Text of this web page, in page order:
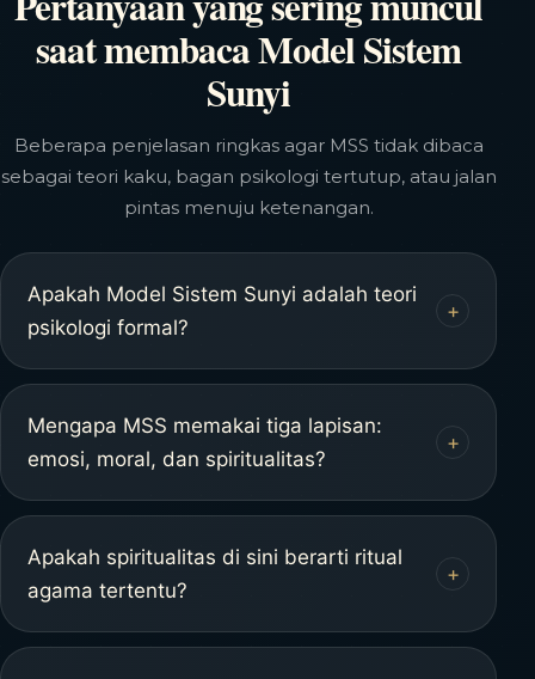
saat membaca Model Sistem
Sunyi
Beberapa penjelasan ringkas agar MSS tidak dibaca
sebagai teori kaku, bagan psikologi tertutup, atau jalan
pintas menuju ketenangan.
Apakah Model Sistem Sunyi adalah teori
psikologi formal?
+
MSS bukan teori psikologi formal dalam
pengertian akademik yang tertutup. Ia
adalah model pembacaan batin dalam
rasa, nilai, dan spiritualitas saling menata
pengalaman manusia.
Mengapa MSS memakai tiga lapisan:
emosi, moral, dan spiritualitas?
+
Karena ketiganya sering bekerja bersama
dalam pengalaman batin. Emosi memberi
getar awal, moral menimbang arah, dan
hidup tidak hanya bergerak karena
Apakah spiritualitas di sini berarti ritual
agama tertentu?
+
Tidak secara sempit. Spiritualitas dalam